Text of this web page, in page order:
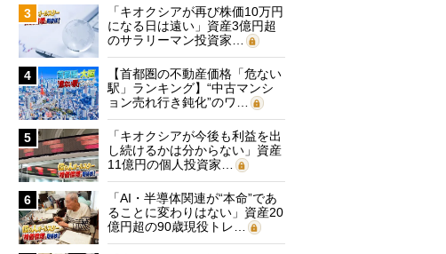
3
「キオクシアが再び株価10万円
になる日は遠い」資産3億円超
のサラリーマン投資家…
4
【首都圏の不動産価格「危ない
駅」ランキング】“中古マンシ
ョン売れ行き鈍化”のワ…
5
「キオクシアが今後も利益を出
し続けるかは分からない」資産
11億円の個人投資家…
6
「AI・半導体関連が“本命”であ
ることに変わりはない」資産20
億円超の90歳現役トレ…